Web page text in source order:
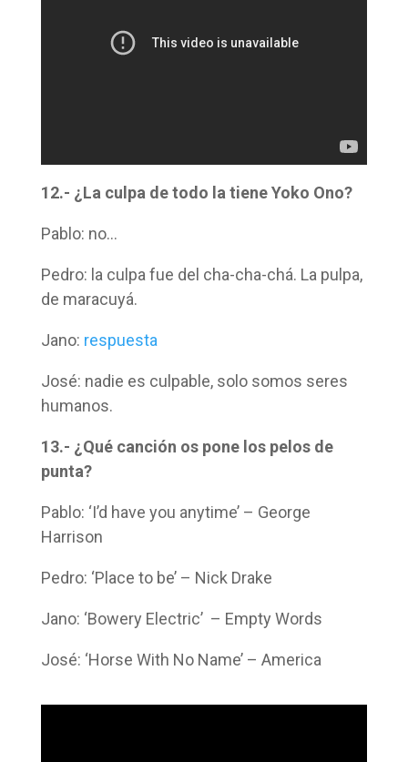
12.- ¿La culpa de todo la tiene Yoko Ono?
Pablo: no…
Pedro: la culpa fue del cha-cha-chá. La pulpa,
de maracuyá.
Jano: respuesta
José: nadie es culpable, solo somos seres
humanos.
13.- ¿Qué canción os pone los pelos de
punta?
Pablo: ‘I’d have you anytime’– George
Harrison
Pedro: ‘Place to be’ – Nick Drake
Jano: ‘Bowery Electric’ – Empty Words
José: ‘Horse With No Name’ – America